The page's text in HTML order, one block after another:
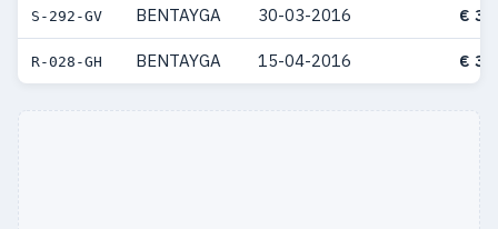
S-292-GV BENTAYGA 30-03-2016 €
R-028-GH BENTAYGA 15-04-2016 €